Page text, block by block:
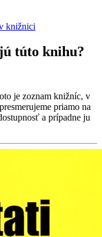
knižnici
túto knihu?
je zoznam knižníc, v
priamo na
a prípadne ju